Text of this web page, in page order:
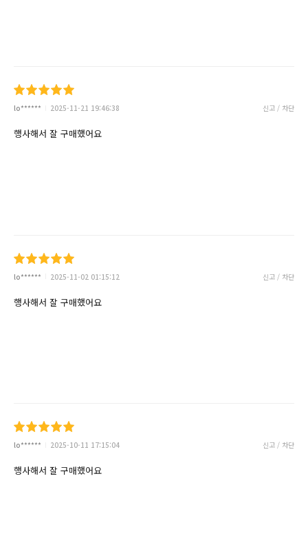
lo****** 2025-11-21 19:46:38 신고 / 차단
행사해서 잘 구매했어요
lo****** 2025-11-02 01:15:12 신고 / 차단
행사해서 잘 구매했어요
lo****** 2025-10-11 17:15:04 신고 / 차단
행사해서 잘 구매했어요